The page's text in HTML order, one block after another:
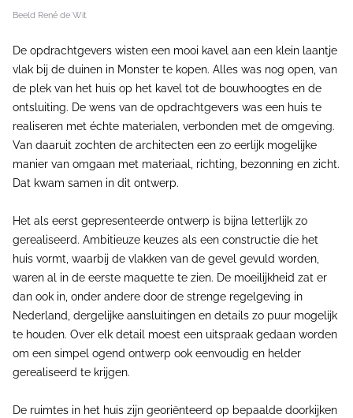
Beeld René de Wit
De opdrachtgevers wisten een mooi kavel aan een klein laantje
vlak bij de duinen in Monster te kopen. Alles was nog open, van
de plek van het huis op het kavel tot de bouwhoogtes en de
ontsluiting. De wens van de opdrachtgevers was een huis te
realiseren met échte materialen, verbonden met de omgeving.
Van daaruit zochten de architecten een zo eerlijk mogelijke
manier van omgaan met materiaal, richting, bezonning en zicht.
Dat kwam samen in dit ontwerp.
Het als eerst gepresenteerde ontwerp is bijna letterlijk zo
gerealiseerd. Ambitieuze keuzes als een constructie die het
huis vormt, waarbij de vlakken van de gevel gevuld worden,
waren al in de eerste maquette te zien. De moeilijkheid zat er
dan ook in, onder andere door de strenge regelgeving in
Nederland, dergelijke aansluitingen en details zo puur mogelijk
te houden. Over elk detail moest een uitspraak gedaan worden
om een simpel ogend ontwerp ook eenvoudig en helder
gerealiseerd te krijgen.
De ruimtes in het huis zijn georiënteerd op bepaalde doorkijken